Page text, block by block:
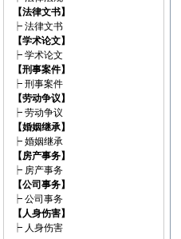
【法律文书】
┝ 法律文书
【学术论文】
┝ 学术论文
【刑事案件】
┝ 刑事案件
【劳动争议】
┝ 劳动争议
【婚姻继承】
┝ 婚姻继承
【房产事务】
┝ 房产事务
【公司事务】
┝ 公司事务
【人身伤害】
┝ 人身伤害